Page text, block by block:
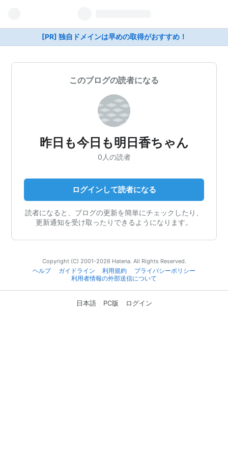
[PR] 独自ドメインは早めの取得がおすすめ！
このブログの読者になる
昨日も今日も明日香ちゃん
0人の読者
ログインして読者になる
読者になると、ブログの更新を簡単にチェックしたり、
更新通知を受け取ったりできるようになります。
Copyright (C) 2001-2026 Hatena. All Rights Reserved.
ヘルプ
ガイドライン 利用規約
プライバシーポリシー
利用者情報の外部送信について
日本語 PC版 ログイン